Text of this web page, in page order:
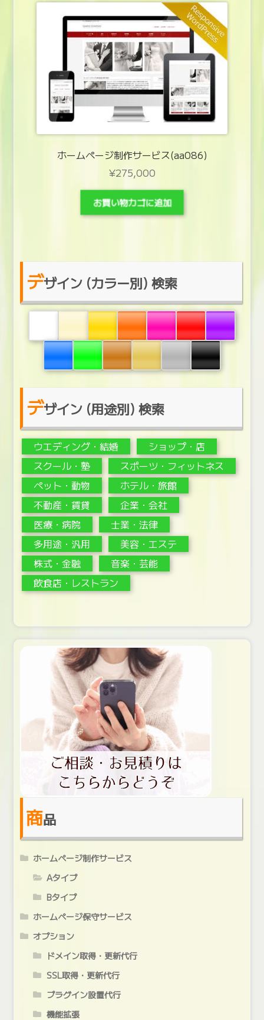
ホームページ制作サービス(aa086)
¥275,000
お買い物カゴに追加
デザイン (カラー別) 検索
デザイン (用途別) 検索
ウエディング・結婚
ショップ・店
スクール・塾
スポーツ・フィットネス
ペット・動物
ホテル・旅館
不動産・賃貸
企業・会社
医療・病院
士業・法律
多用途・汎用
美容・エステ
株式・金融
音楽・芸能
飲食店・レストラン
商品
ホームページ制作サービス
Aタイプ
Bタイプ
ホームページ保守サービス
オプション
ドメイン取得・更新代行
SSL取得・更新代行
プラグイン設置代行
機能拡張